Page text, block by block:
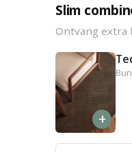
Slim
Ontvang extra
+